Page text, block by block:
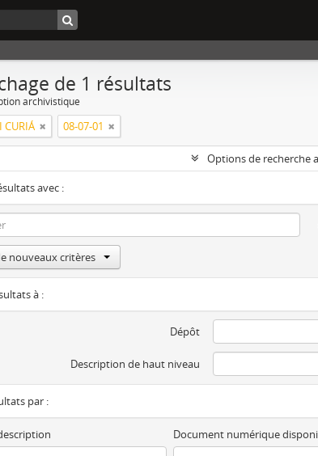
de 1 résultats
archivistique
CURIÁ 08-07-01
Options de recherche
avec :
nouveaux critères
à :
Dépôt
Description de haut niveau
par :
Document numérique